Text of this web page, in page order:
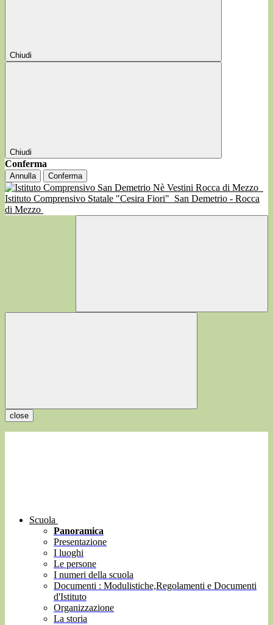
Chiudi
Chiudi
Conferma
Annulla Conferma
Istituto Comprensivo Statale "Cesira Fiori" San Demetrio - Rocca
di Mezzo
close
Scuola
Panoramica
Presentazione
I luoghi
Le persone
I numeri della scuola
Documenti : Modulistiche,Regolamenti e Documenti
d'Istituto
Organizzazione
La storia